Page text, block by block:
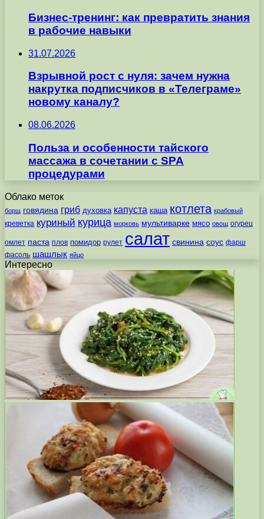
Бизнес-тренинг: как превратить знания
в рабочие навыки
31.07.2026
Взрывной рост с нуля: зачем нужна
накрутка подписчиков в «Телеграме»
новому каналу?
08.06.2026
Польза и особенности тайского
массажа в сочетании с SPA
процедурами
Облако меток
борщ говядина гриб духовка капуста каша котлета крабовый
креветка куриный курица морковь мультиварке мясо овощ огурец
омлет паста плов помидор рулет салат свинина соус фарш
фасоль шашлык яйцо
Интересно